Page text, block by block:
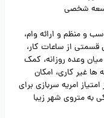
شخصی
و منظم و ارائه وام،
قسمتی از ساعات کار،
وعده روزانه، کمک
ها غیر کاری، امکان
امریه سربازی برای
به متروی شهر زیبا